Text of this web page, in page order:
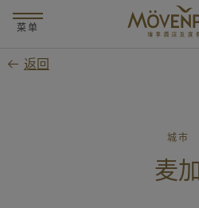
要
菜单
返回
城市
麦加